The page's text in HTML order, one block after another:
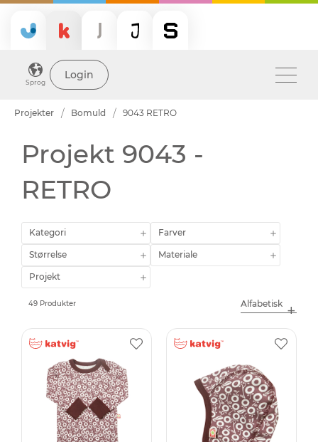
Sprog
Login
Projekter Bomuld 9043 RETRO
Projekt 9043 -
RETRO
Kategori Farver
Størrelse Materiale
Projekt
49 Produkter